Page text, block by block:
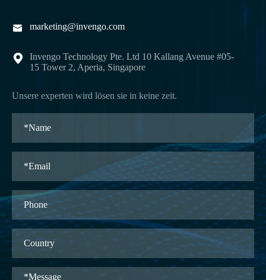
 marketing@invengo.com

Invengo Technology Pte. Ltd 10 Kallang Avenue #05-
15 Tower 2, Aperia, Singapore
Unsere experten wird lösen sie in keine zeit.